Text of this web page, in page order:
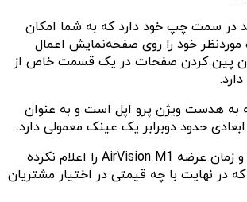
در سمت چپ خود دارد که به شما امکان
خود را روی صفحه‌نمایش اعمال
پین کردن صفحات در یک قسمت خاص از
به هدست ویژن پرو اپل است و به عنوان
حدود دوبرابر یک عینک معمولی دارد.
ایسوس فعلا قیمت و زمان عرضه AirVision M1 را اعلام نکرده
در نهایت با چه قیمتی در اختیار مشتریان